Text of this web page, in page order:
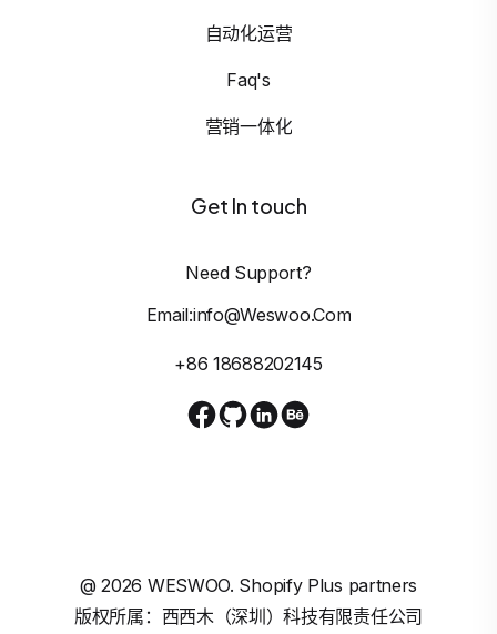
自动化运营
Faq's
营销一体化
Get In touch
Need Support?
Email:info@weswoo.com
+86 18688202145
@2026 WESWOO. Shopify Plus partners
版权所属：西西木（深圳）科技有限责任公司